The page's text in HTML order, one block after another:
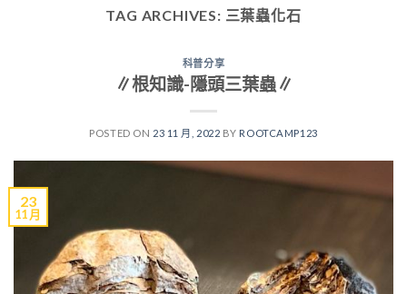
TAG ARCHIVES: 三葉蟲化石
科普分享
∥根知識-隱頭三葉蟲∥
POSTED ON 23 11 月, 2022 BY ROOTCAMP123
23
11 月